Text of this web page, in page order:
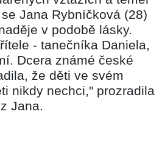
Jana Rybníčková (28)
v podobě lásky.
- tanečníka Daniela,
Dcera známé české
že děti ve svém
nikdy nechci," prozradila
Jana.